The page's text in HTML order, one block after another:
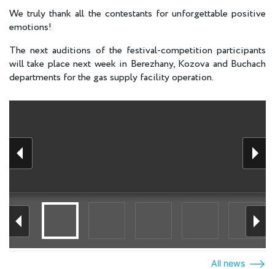
We truly thank all the contestants for unforgettable positive
emotions!
The next auditions of the festival-competition participants
will take place next week in Berezhany, Kozova and Buchach
departments for the gas supply facility operation.
All news